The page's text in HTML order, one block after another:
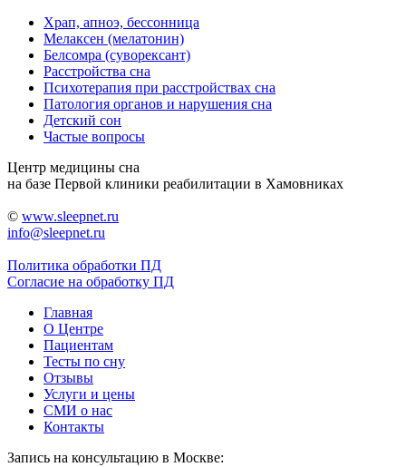
Храп, апноэ, бессонница
Мелаксен (мелатонин)
Белсомра (суворексант)
Расстройства сна
Психотерапия при расстройствах сна
Патология органов и нарушения сна
Детский сон
Частые вопросы
Центр медицины сна
на базе Первой клиники реабилитации в Хамовниках
© www.sleepnet.ru
info@sleepnet.ru
Политика обработки ПД
Согласие на обработку ПД
Главная
О Центре
Пациентам
Тесты по сну
Отзывы
Услуги и цены
СМИ о нас
Контакты
Запись на консультацию в Москве: